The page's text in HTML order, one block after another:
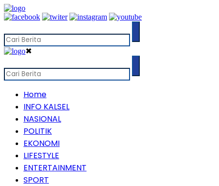
✖
Home
INFO KALSEL
NASIONAL
POLITIK
EKONOMI
LIFESTYLE
ENTERTAINMENT
SPORT